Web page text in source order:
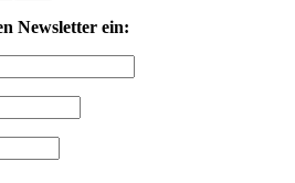
Newsletter ein: